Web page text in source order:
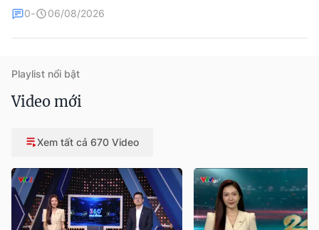
0 06/08/2026
Playlist nổi bật
Video mới
Xem tất cả 670 Video